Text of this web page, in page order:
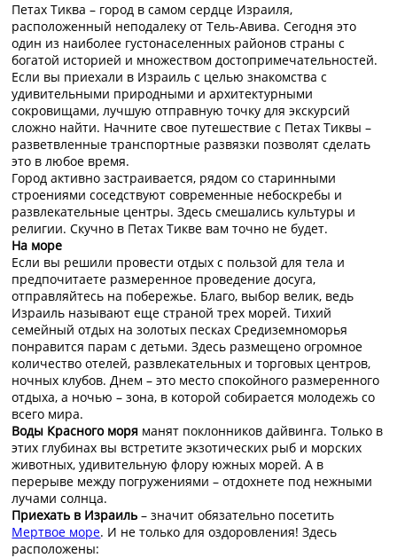
Петах Тиква – город в самом сердце Израиля,
расположенный неподалеку от Тель-Авива. Сегодня это
один из наиболее густонаселенных районов страны с
богатой историей и множеством достопримечательностей.
Если вы приехали в Израиль с целью знакомства с
удивительными природными и архитектурными
сокровищами, лучшую отправную точку для экскурсий
сложно найти. Начните свое путешествие с Петах Тиквы –
разветвленные транспортные развязки позволят сделать
это в любое время.
Город активно застраивается, рядом со старинными
строениями соседствуют современные небоскребы и
развлекательные центры. Здесь смешались культуры и
религии. Скучно в Петах Тикве вам точно не будет.
На море
Если вы решили провести отдых с пользой для тела и
предпочитаете размеренное проведение досуга,
отправляйтесь на побережье. Благо, выбор велик, ведь
Израиль называют еще страной трех морей. Тихий
семейный отдых на золотых песках Средиземноморья
понравится парам с детьми. Здесь размещено огромное
количество отелей, развлекательных и торговых центров,
ночных клубов. Днем – это место спокойного размеренного
отдыха, а ночью – зона, в которой собирается молодежь со
всего мира.
Воды Красного моря манят поклонников дайвинга. Только в
этих глубинах вы встретите экзотических рыб и морских
животных, удивительную флору южных морей. А в
перерыве между погружениями – отдохнете под нежными
лучами солнца.
Приехать в Израиль – значит обязательно посетить
Мертвое море. И не только для оздоровления! Здесь
расположены: